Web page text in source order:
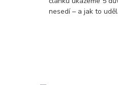
nesedí – a jak to